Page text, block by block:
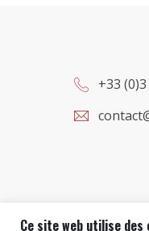
+33
Copyright ©
Ce site web utilise des